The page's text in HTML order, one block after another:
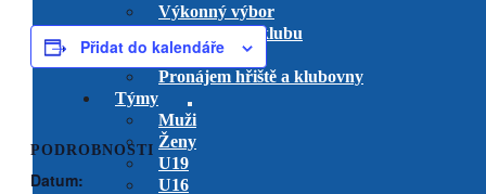
Výkonný výbor
Management klubu
Hlavní trenéři
Pronájem hřiště a klubovny
Týmy
Muži
Ženy
U19
U16
Přidat do kalendáře
PODROBNOSTI
Datum: